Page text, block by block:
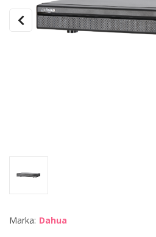
Marka: Dahua